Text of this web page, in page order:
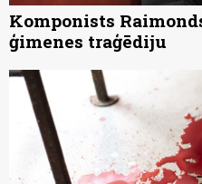
Komponists
ģimenes traģēdiju